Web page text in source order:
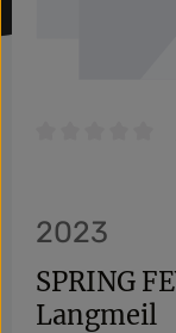
2023
SPRING
Langmeil